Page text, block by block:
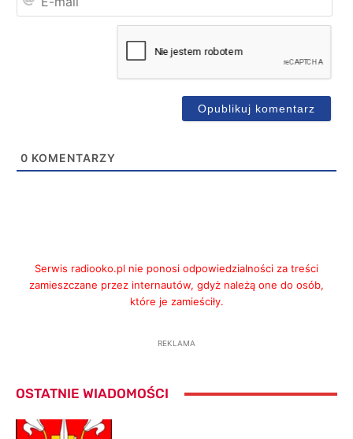
0 KOMENTARZY
Serwis radiooko.pl nie ponosi odpowiedzialności za treści
zamieszczane przez internautów, gdyż należą one do osób,
które je zamieściły.
REKLAMA
OSTATNIE WIADOMOŚCI